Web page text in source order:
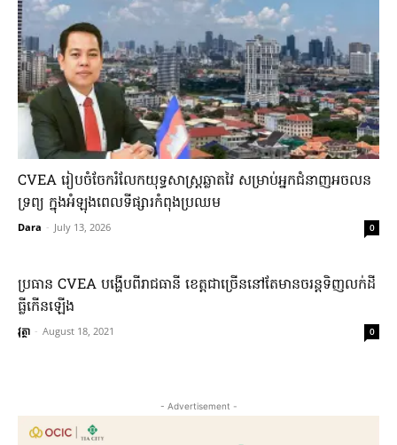
CVEA រៀបចំ​ចែករំលែក​យុទ្ធសាស្រ្ត​ឆ្លាតវៃ​ សម្រាប់​អ្នក​ជំនាញ​អចលន
ទ្រព្យ​ ក្នុង​អំឡុង​ពេល​ទីផ្សារ​កំពុង​ប្រឈម
Dara - July 13, 2026 0
ប្រធាន CVEA បង្ហើបពីរាជធានី ខេត្តជាច្រើននៅតែមានចរន្តទិញលក់ដី
ធ្លីកើនឡើង
វុត្ថា - August 18, 2021 0
- Advertisement -